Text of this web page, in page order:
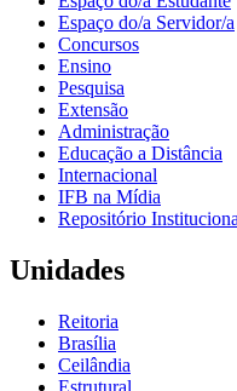
Espaço do/a Servidor/a
Concursos
Ensino
Pesquisa
Extensão
Administração
Educação a Distância
Internacional
IFB na Mídia
Repositório
Unidades
Reitoria
Brasília
Ceilândia
Estrutural